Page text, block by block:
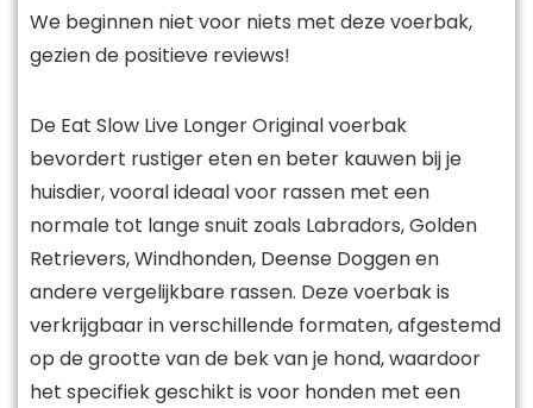
We beginnen niet voor niets met deze voerbak,
gezien de positieve reviews!
De Eat Slow Live Longer Original voerbak
bevordert rustiger eten en beter kauwen bij je
huisdier, vooral ideaal voor rassen met een
normale tot lange snuit zoals Labradors, Golden
Retrievers, Windhonden, Deense Doggen en
andere vergelijkbare rassen. Deze voerbak is
verkrijgbaar in verschillende formaten, afgestemd
op de grootte van de bek van je hond, waardoor
het specifiek geschikt is voor honden met een